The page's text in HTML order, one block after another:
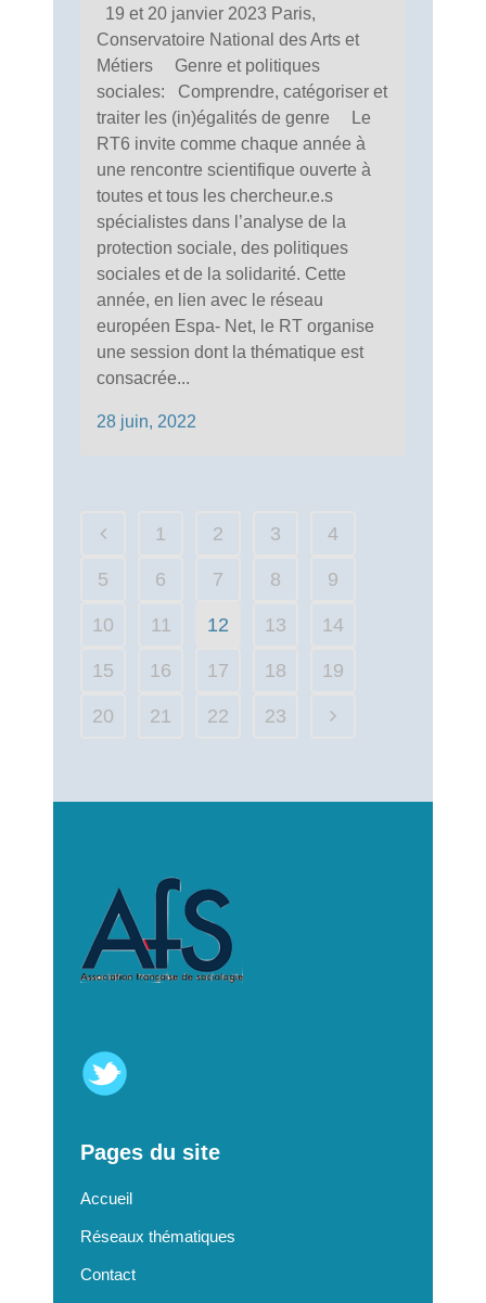
19 et 20 janvier 2023 Paris,
Conservatoire National des Arts et
Métiers Genre et politiques
sociales: Comprendre, catégoriser et
traiter les (in)égalités de genre Le
RT6 invite comme chaque année à
une rencontre scientifique ouverte à
toutes et tous les chercheur.e.s
spécialistes dans l’analyse de la
protection sociale, des politiques
sociales et de la solidarité. Cette
année, en lien avec le réseau
européen Espa- Net, le RT organise
une session dont la thématique est
consacrée...
28 juin, 2022
1 2 3 4
5 6 7 8 9
10 11 12 13 14
15 16 17 18 19
20 21 22 23
Pages du site
Accueil
Réseaux thématiques
Contact